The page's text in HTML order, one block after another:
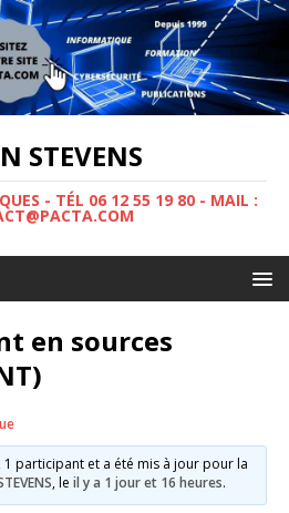
STEVENS
- TÉL 06 12 55 19 80 - MAIL :
en sources
participant et a été mis à jour pour la
, leil y a 1 jour et 16 heures.